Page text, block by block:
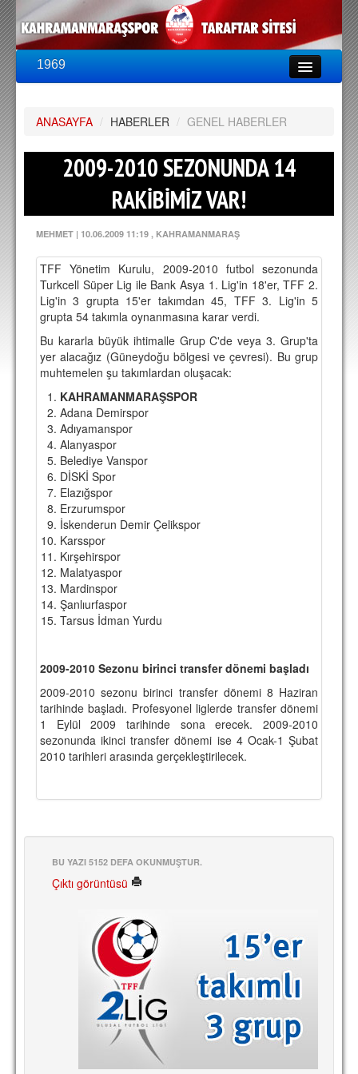
1969
PUAN DURUMU
FİKSTÜR
A TAKIM KADROSU
TEKNİK KADRO
TRANSFERLER
TARAFTAR
BİLETLER
DEPLASMAN
LİSANSLI ÜRÜNLER
MULTİMEDYA
FOTOĞRAF & VİDEOLAR
MARŞ & TEZAHÜRATLAR
KULÜP
AMBLEM
SPOR TESİSLERİ
YÖNETİM KURULU
SPONSORLAR
TARİHÇE
TARİHİ BAŞARILAR
BASINDAN
KUPA MAÇLARI
ESKİ HOCALAR
HAKKIMIZDA
HAKKIMIZDA
SİTE İSTATİSTİKLERİ
REKLAM YAYINI
ANASAYFA / HABERLER / GENEL HABERLER
2009-2010 SEZONUNDA 14
RAKİBİMİZ VAR!
MEHMET | 10.06.2009 11:19 , KAHRAMANMARAŞ
TFF Yönetim Kurulu, 2009-2010 futbol sezonunda
Turkcell Süper Lig ile Bank Asya 1. Lig'in 18'er, TFF 2.
Lig'in 3 grupta 15'er takımdan 45, TFF 3. Lig'in 5
grupta 54 takımla oynanmasına karar verdi.
Bu kararla büyük ihtimalle Grup C'de veya 3. Grup'ta
yer alacağız (Güneydoğu bölgesi ve çevresi). Bu grup
muhtemelen şu takımlardan oluşacak:
KAHRAMANMARAŞSPOR
Adana Demirspor
Adıyamanspor
Alanyaspor
Belediye Vanspor
DİSKİ Spor
Elazığspor
Erzurumspor
İskenderun Demir Çelikspor
Karsspor
Kırşehirspor
Malatyaspor
Mardinspor
Şanlıurfaspor
Tarsus İdman Yurdu
2009-2010 Sezonu birinci transfer dönemi başladı
2009-2010 sezonu birinci transfer dönemi 8 Haziran
tarihinde başladı. Profesyonel liglerde transfer dönemi
1 Eylül 2009 tarihinde sona erecek. 2009-2010
sezonunda ikinci transfer dönemi ise 4 Ocak-1 Şubat
2010 tarihleri arasında gerçekleştirilecek.
BU YAZI 5152 DEFA OKUNMUŞTUR.
Çıktı görüntüsü